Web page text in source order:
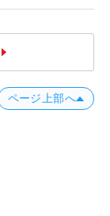
ページ上部へ